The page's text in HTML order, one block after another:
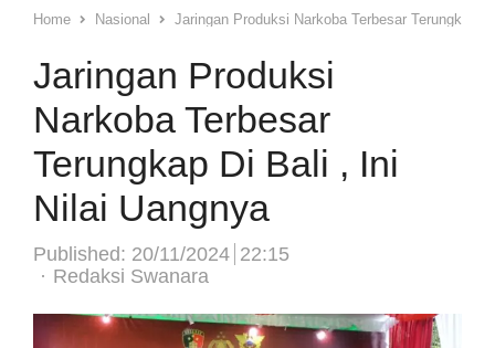
Home Nasional Jaringan Produksi Narkoba Terbesar Terungkap
Jaringan Produksi
Narkoba Terbesar
Terungkap Di Bali , Ini
Nilai Uangnya
Published: 20/11/2024 22:15
Author
Redaksi Swanara